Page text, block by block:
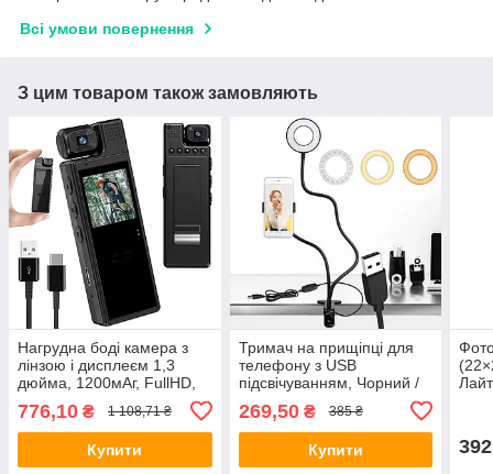
Всі умови повернення
З цим товаром також замовляють
Нагрудна боді камера з
лінзою і дисплеєм 1,3
дюйма, 1200мАг, FullHD,
L9 / Міні відеокамера на
груди
776,10 ₴ 1 108,71 ₴
Купити
Тримач на прищіпці для
телефону з USB
підсвічуванням, Чорний /
Підставка на гнучкій ніжці /
Кільцева лампа / Набір
блогера
269,50₴ 385 ₴
Купити